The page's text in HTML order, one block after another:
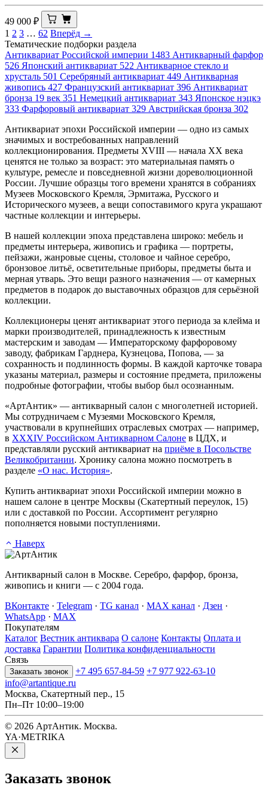
49 000 ₽
1 2 3 … 62 Вперёд →
Тематические подборки раздела
Антиквариат Российской империи 1483 Антикварный фарфор
526 Японский антиквариат 522 Антикварное стекло и
хрусталь 501 Серебряный антиквариат 449 Антикварная
живопись 427 Французский антиквариат 396 Антиквариат
бронза 19 век 351 Немецкий антиквариат 343 Японское нэцкэ
333 Фарфоровый антиквариат 329 Австрийская бронза 302
Антиквариат эпохи Российской империи — одно из самых
значимых и востребованных направлений
коллекционирования. Предметы XVIII — начала XX века
ценятся не только за возраст: это материальная память о
культуре, ремесле и повседневной жизни дореволюционной
России. Лучшие образцы того времени хранятся в собраниях
Музеев Московского Кремля, Эрмитажа, Русского и
Исторического музеев, а вещи сопоставимого круга украшают
частные коллекции и интерьеры.
В нашей коллекции эпоха представлена широко: мебель и
предметы интерьера, живопись и графика — портреты,
пейзажи, жанровые сцены, столовое и чайное серебро,
бронзовое литьё, осветительные приборы, предметы быта и
мерная утварь. Это вещи разного назначения — от камерных
предметов в подарок до выставочных образцов для серьёзной
коллекции.
Коллекционеры ценят антиквариат этого периода за клейма и
марки производителей, принадлежность к известным
мастерским и заводам — Императорскому фарфоровому
заводу, фабрикам Гарднера, Кузнецова, Попова, — за
сохранность и подлинность формы. В каждой карточке товара
указаны материал, размеры и состояние предмета, приложены
подробные фотографии, чтобы выбор был осознанным.
«АртАнтик» — антикварный салон с многолетней историей.
Мы сотрудничаем с Музеями Московского Кремля,
участвовали в крупнейших отраслевых смотрах — например,
в ХХХIV Российском Антикварном Салоне в ЦДХ, и
представляли русский антиквариат на приёме в Посольстве
Великобритании. Хронику салона можно посмотреть в
разделе «О нас. История».
Купить антиквариат эпохи Российской империи можно в
нашем салоне в центре Москвы (Скатертный переулок, 15)
или с доставкой по России. Ассортимент регулярно
пополняется новыми поступлениями.
Наверх
Антикварный салон в Москве. Серебро, фарфор, бронза,
живопись и книги — с 2004 года.
ВКонтакте · Telegram · TG канал · MAX канал · Дзен ·
WhatsApp · MAX
Покупателям
Каталог Вестник антиквара О салоне Контакты Оплата и
доставка Гарантии Политика конфиденциальности
Связь
Заказать звонок +7 495 657-84-59 +7 977 922-63-10
info@artantique.ru
Москва, Скатертный пер., 15
Пн–Пт 10:00–19:00
© 2026 АртАнтик. Москва.
YA·METRIKA
Заказать звонок